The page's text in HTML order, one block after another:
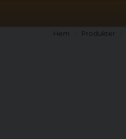
Hem Produkter